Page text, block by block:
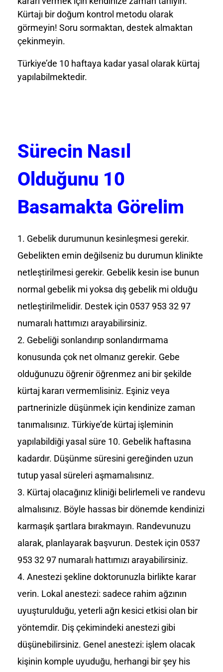
Kürtajı bir doğum kontrol metodu olarak
görmeyin! Soru sormaktan, destek almaktan
çekinmeyin.
Türkiye’de 10 haftaya kadar yasal olarak kürtaj
yapılabilmektedir.
Sürecin Nasıl
Olduğunu 10
Basamakta Görelim
Gebelik durumunun kesinleşmesi gerekir.
Gebelikten emin değilseniz bu durumun klinikte
netleştirilmesi gerekir. Gebelik kesin ise bunun
normal gebelik mi yoksa dış gebelik mi olduğu
netleştirilmelidir. Destek için 0537 953 32 97
numaralı hattımızı arayabilirsiniz.
Gebeliği sonlandırıp sonlandırmama
konusunda çok net olmanız gerekir. Gebe
olduğunuzu öğrenir öğrenmez ani bir şekilde
kürtaj kararı vermemlisiniz. Eşiniz veya
partnerinizle düşünmek için kendinize zaman
tanımalısınız. Türkiye’de kürtaj işleminin
yapılabildiği yasal süre 10. Gebelik haftasına
kadardır. Düşünme süresini gereğinden uzun
tutup yasal süreleri aşmamalısınız.
Kürtaj olacağınız kliniği belirlemeli ve randevu
almalısınız. Böyle hassas bir dönemde kendinizi
karmaşık şartlara bırakmayın. Randevunuzu
alarak, planlayarak başvurun. Destek için 0537
953 32 97 numaralı hattımızı arayabilirsiniz.
Anestezi şekline doktorunuzla birlikte karar
verin. Lokal anestezi: sadece rahim ağzının
uyuşturulduğu, yeterli ağrı kesici etkisi olan bir
yöntemdir. Diş çekimindeki anestezi gibi
düşünebilirsiniz. Genel anestezi: işlem olacak
kişinin komple uyuduğu, herhangi bir şey his